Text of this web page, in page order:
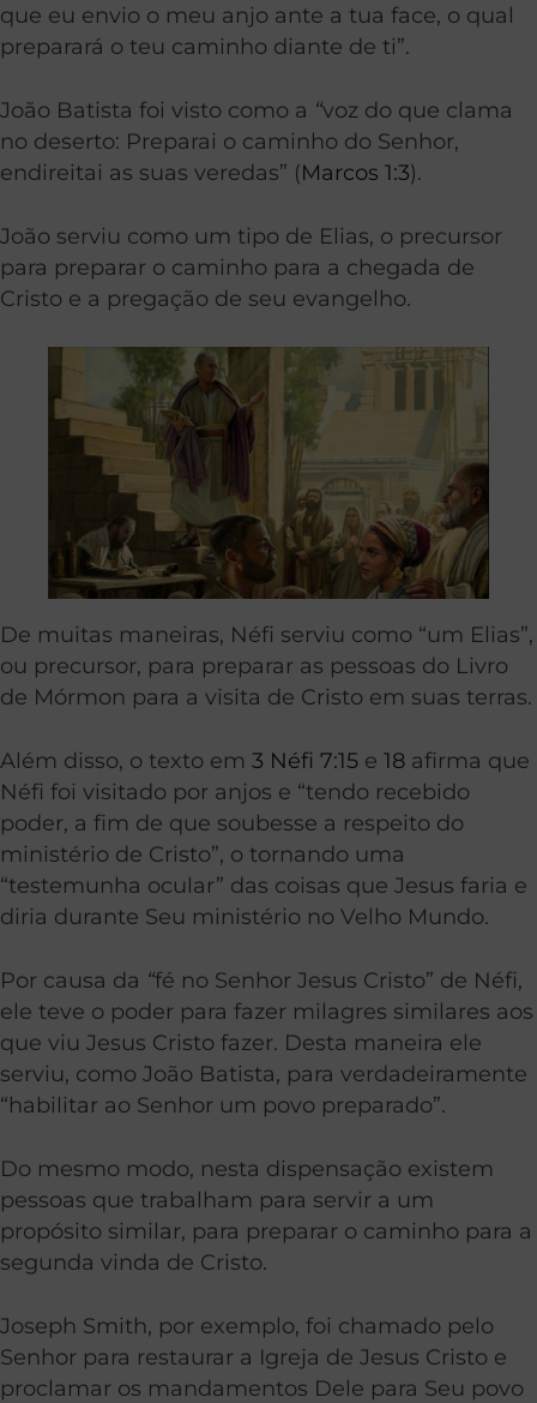
que eu envio o meu anjo ante a tua face, o qual
preparará o teu caminho diante de ti”.
João Batista foi visto como a “voz do que clama
no deserto: Preparai o caminho do Senhor,
endireitai as suas veredas” (Marcos 1:3).
João serviu como um tipo de Elias, o precursor
para preparar o caminho para a chegada de
Cristo e a pregação de seu evangelho.
De muitas maneiras, Néfi serviu como “um Elias”,
ou precursor, para preparar as pessoas do Livro
de Mórmon para a visita de Cristo em suas terras.
Além disso, o texto em 3 Néfi 7:15 e 18 afirma que
Néfi foi visitado por anjos e “tendo recebido
poder, a fim de que soubesse a respeito do
ministério de Cristo”, o tornando uma
“testemunha ocular” das coisas que Jesus faria e
diria durante Seu ministério no Velho Mundo.
Por causa da “fé no Senhor Jesus Cristo” de Néfi,
ele teve o poder para fazer milagres similares aos
que viu Jesus Cristo fazer. Desta maneira ele
serviu, como João Batista, para verdadeiramente
“habilitar ao Senhor um povo preparado”.
Do mesmo modo, nesta dispensação existem
pessoas que trabalham para servir a um
propósito similar, para preparar o caminho para a
segunda vinda de Cristo.
Joseph Smith, por exemplo, foi chamado pelo
Senhor para restaurar a Igreja de Jesus Cristo e
proclamar os mandamentos Dele para Seu povo